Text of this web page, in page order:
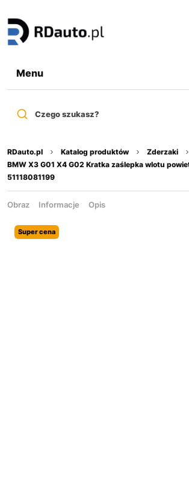
Menu
Czego szukasz?
RDauto.pl Katalog produktów Zderzaki
BMW X3 G01 X4 G02 Kratka zaślepka wlotu
51118081199
Obraz Informacje Opis
Super cena